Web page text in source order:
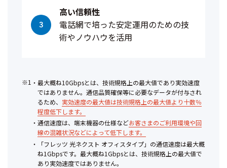
高い信頼性
電話網で培った安定運用のための技
術やノウハウを活用
※1
最大概ね10Gbpsとは、技術規格上の最大値であり実効速度
ではありません。通信品質確保等に必要なデータが付与され
るため、 実効速度の最大値は技術規格上の最大値より十数％
程度低下します。
通信速度は、端末機器の仕様などお客さまのご利用環境や回
線の混雑状況などによって低下します。
「フレッツ 光ネクスト オフィスタイプ」の通信速度は最大概
ね1Gbpsです。最大概ね1Gbpsとは、技術規格上の最大値で
あり実効速度ではありません。